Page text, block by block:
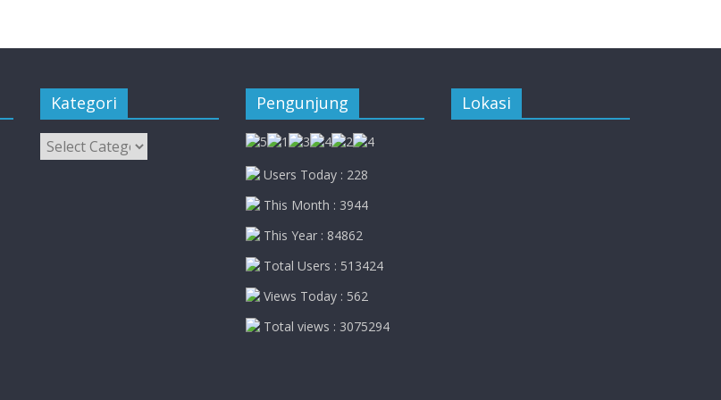
Kategori
Kategori
Pengunjung
Users Today : 228
This Month : 3944
This Year : 84862
Total Users : 513424
Views Today : 562
Total views : 3075294
Lokasi